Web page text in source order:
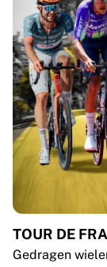
TOUR DE
Gedragen